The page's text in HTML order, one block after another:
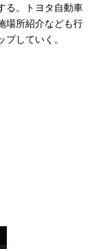
る。トヨタ自動車
場所紹介なども行
していく。